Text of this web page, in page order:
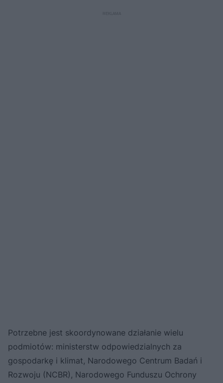
Potrzebne jest skoordynowane działanie wielu
podmiotów: ministerstw odpowiedzialnych za
gospodarkę i klimat, Narodowego Centrum Badań i
Rozwoju (NCBR), Narodowego Funduszu Ochrony